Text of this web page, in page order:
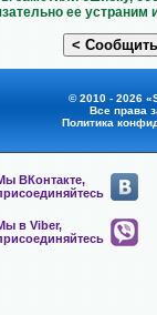
ее устраним
© 2010 - 2026
Все права
Политика
ВКонтакте,
в Viber,